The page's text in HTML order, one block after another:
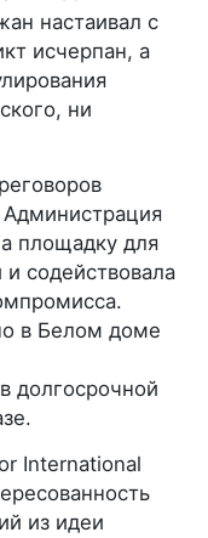
настаивал с
исчерпан, а
ни
площадку для
содействовала
в Белом доме
долгосрочной
International
из идеи